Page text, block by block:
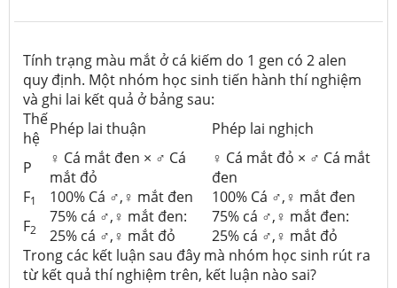
Tính trạng màu mắt ở cá kiếm do 1 gen có 2 alen
quy định. Một nhóm học sinh tiến hành thí nghiệm
và ghi lai kết quả ở bảng sau:
Thế
hệ Phép lai thuận
Phép lai nghịch
P
♀ Cá mắt đen × ♂ Cá
mắt đỏ
♀ Cá mắt đỏ × ♂ Cá mắt
đen
F1 100% Cá ♂,♀ mắt đen
100% Cá ♂,♀ mắt đen
F2
75% cá ♂,♀ mắt đen:
25% cá ♂,♀ mắt đỏ
75% cá ♂,♀ mắt đen:
25% cá ♂,♀ mắt đỏ
Trong các kết luận sau đây mà nhóm học sinh rút ra
từ kết quả thí nghiệm trên, kết luận nào sai?